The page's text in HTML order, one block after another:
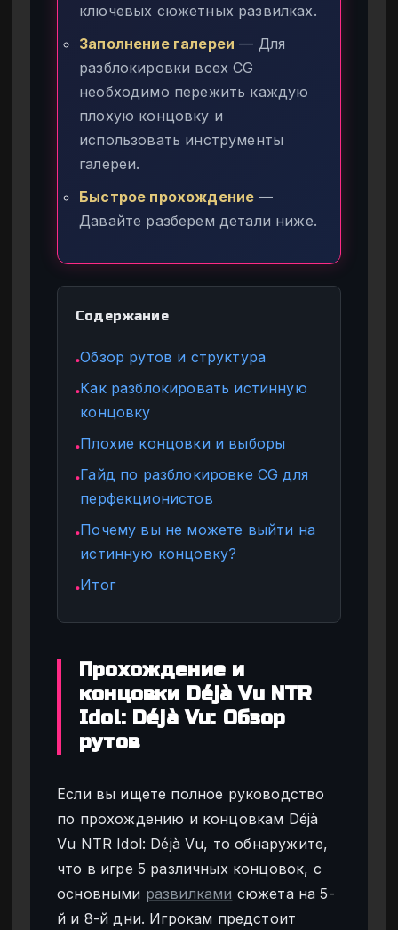
ключевых сюжетных развилках.
Заполнение галереи — Для
разблокировки всех CG
необходимо пережить каждую
плохую концовку и
использовать инструменты
галереи.
Быстрое прохождение —
Давайте разберем детали ниже.
Содержание
●Обзор рутов и структура
●Как разблокировать истинную
концовку
●Плохие концовки и выборы
●Гайд по разблокировке CG для
перфекционистов
●Почему вы не можете выйти на
истинную концовку?
●Итог
Прохождение и
концовки Déjà Vu NTR
Idol: Déjà Vu: Обзор
рутов
Если вы ищете полное руководство
по прохождению и концовкам Déjà
Vu NTR Idol: Déjà Vu, то обнаружите,
что в игре 5 различных концовок, с
основными развилками сюжета на 5-
й и 8-й дни. Игрокам предстоит